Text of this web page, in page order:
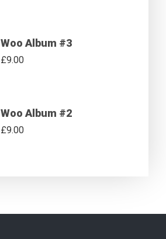
Woo Album #3
£9.00
Woo Album #2
£9.00